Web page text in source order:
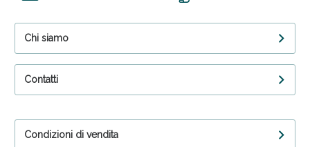
Chi siamo
Contatti
Condizioni di vendita